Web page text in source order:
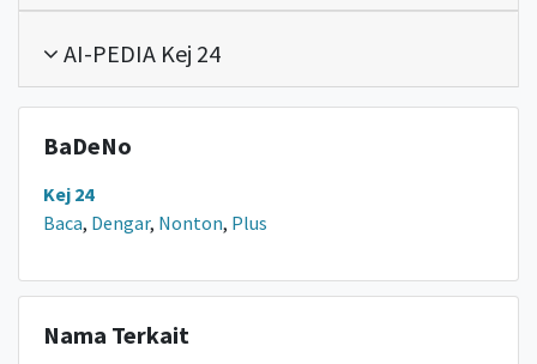
AI-PEDIA Kej 24
BaDeNo
Kej 24
Baca, Dengar, Nonton, Plus
Nama Terkait